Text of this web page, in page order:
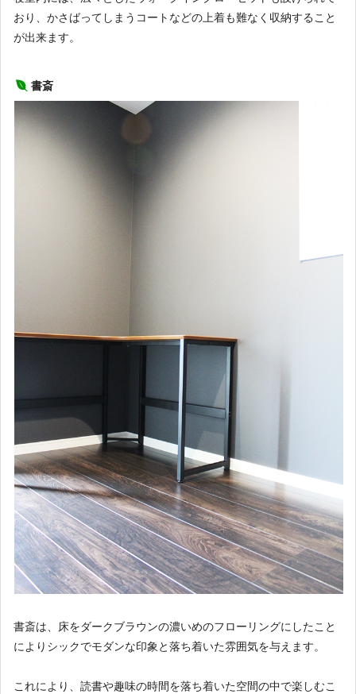
おり、かさばってしまうコートなどの上着も難なく収納すること
が出来ます。
書斎
書斎は、床をダークブラウンの濃いめのフローリングにしたこと
によりシックでモダンな印象と落ち着いた雰囲気を与えます。
これにより、読書や趣味の時間を落ち着いた空間の中で楽しむこ